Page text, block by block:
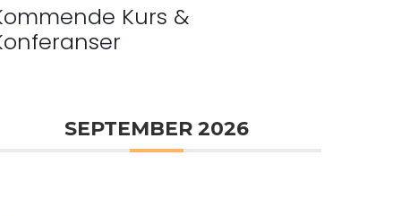
Kurs &
SEPTEMBER 2026